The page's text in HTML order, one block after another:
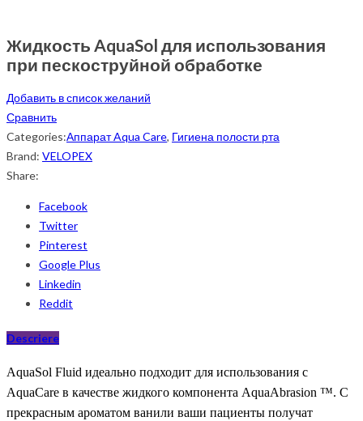
Жидкость AquaSol для использования
при пескоструйной обработке
Добавить в список желаний
Сравнить
Categories:Аппарат Aqua Care, Гигиена полости рта
Brand: VELOPEX
Share:
Facebook
Twitter
Pinterest
Google Plus
Linkedin
Reddit
Descriere
AquaSol Fluid идеально подходит для использования с
AquaCare в качестве жидкого компонента AquaAbrasion ™. С
прекрасным ароматом ванили ваши пациенты получат